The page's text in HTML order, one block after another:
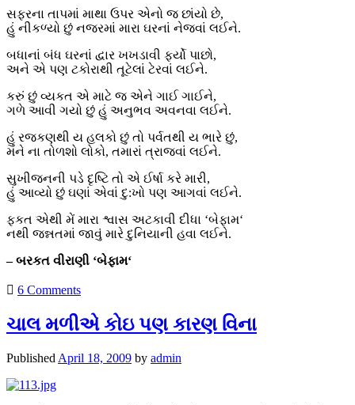
સફરના તાપમાં માથા ઉપર એનો જ છાંયો છે,
હું નીકળ્યો છું નજરમાં મારા ઘરનાં નેજવાં લઈને.
બધાનાં બંધ ઘરનાં દ્વાર ખખડાવી ફર્યો પાછો,
અને એ પણ ટકોરાથી તૂટેલાં ટેરવાં લઈને.
કરું છું વ્યકત એ માટે જ એને ગાઈ ગાઈને,
ગળે આવી ગયો છું હું અનુભવ અવનવા લઈને.
હું રજકણથી ય હલકો છું તો પર્વતથી ય ભારે છું,
મને ના તોળશો લોકો, તમારાં ત્રાજવાં લઈને.
સુખીજનની પડે દૃષ્ટિ તો એ ઈર્ષા કરે મારી,
હું આવ્યો છું ઘણાં એવાં દુ:ખો પણ આગવાં લઈને.
ફકત એથી મેં મારા શ્વાસ અટકાવી દીધા ‘બેફામ‘
નથી જન્નતમાં જાવું મારે દુનિયાની હવા લઈને.
– બરકત વીરાણી ‘બેફામ‘
6 Comments
ચાલ મળીએ કોઇ પણ કારણ વિના
Published April 18, 2009 by admin